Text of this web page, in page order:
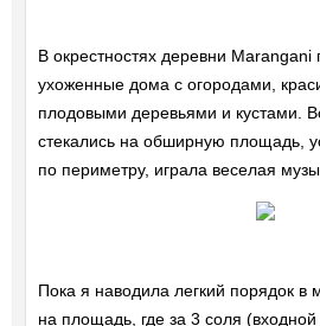
В окрестностях деревни
ухоженные дома с огородами,
плодовыми деревьями и кустами.
стекались на обширную площадь,
по периметру, играла веселая
Пока я наводила легкий порядок
на площадь, где за 3 соля